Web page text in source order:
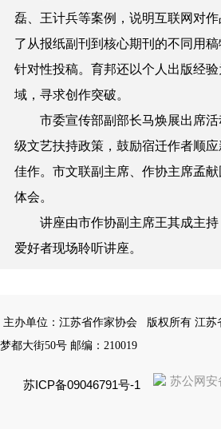
磊、王计兵等案例，说明互联网对
了从报纸副刊到核心期刊的不同用
针对性投稿。育邦还以个人出版经
域，寻求创作突破。
市委宣传部副部长马焕展出席
级文艺扶持政策，鼓励宿迁作者顺
佳作。市文联副主席、作协主席孟
体会。
讲座由市作协副主席王其成主
爱好者现场聆听讲座。
主办单位：江苏省作家协会 版权所有 江苏
梦都大街50号 邮编：210019
苏ICP备09046791号-1 苏公网安